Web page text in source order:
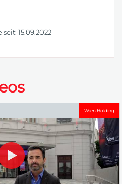
15.09.2022
Wien Holding